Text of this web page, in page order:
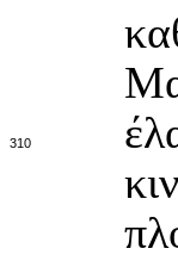
Μα
310